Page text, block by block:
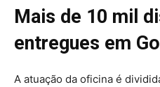
Mais de 10 mil
entregues em
A atuação da oficina é